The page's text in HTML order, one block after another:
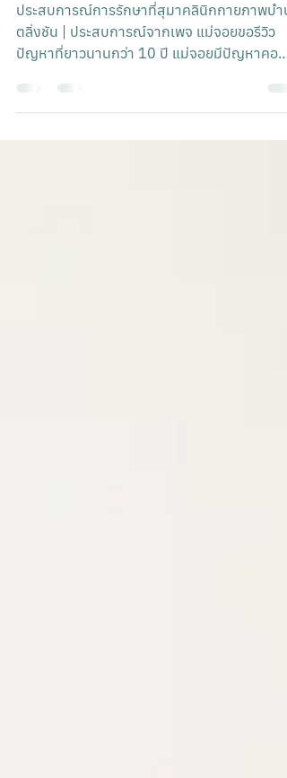
ประสบการณ์การรักษาที่สุมาคลินิกกายภาพบำ
ตลิ่งชัน | ประสบการณ์จากเพจ แม่จอยขอรีวิว